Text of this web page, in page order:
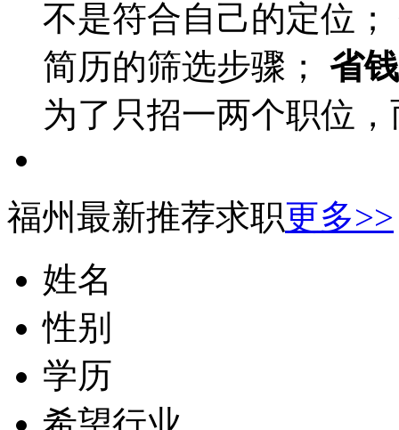
不是符合自己的定位；
简历的筛选步骤； 省
为了只招一两个职位
福州最新推荐求职更多>>
姓名
性别
学历